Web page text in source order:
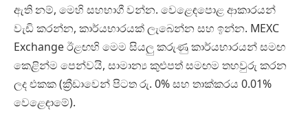
ඇති නම්, මෙහි සහභාගී වන්න. වෙළෙඳපොළ ආකාරයන්
වැඩි කරන්න, කාර්යභාරයක් ලැබෙන්න සහ ඉන්න. MEXC
Exchange ඊළඟහි මෙම සියලු කරුණු කාර්යභාරයන් සමඟ
කෙළින්ම පෙන්වයි, සාමාන්‍ය කුළුපත් සමඟම තහවුරු කරන
ලද එකක (ක්‍රීඩාවෙන් පිටත රු. 0% සහ තාක්කරය 0.01%
වෙළෙඳාමේ).